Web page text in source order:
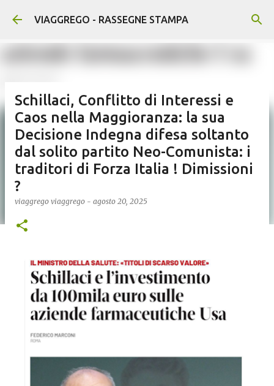
Passa ai contenuti principali
VIAGGREGO - RASSEGNE STAMPA
Schillaci, Conflitto di Interessi e
Caos nella Maggioranza: la sua
Decisione Indegna difesa soltanto
dal solito partito Neo-Comunista: i
traditori di Forza Italia ! Dimissioni
?
viaggrego viaggrego - agosto 20, 2025